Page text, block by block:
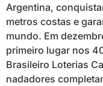
Argentina,
metros costas e
mundo. Em
primeiro lugar nos
Brasileiro Loterias
nadadores